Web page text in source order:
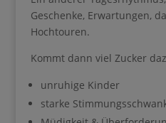
Geschenke, Erwartungen,
auf Hochtouren.
Kommt dann viel Zucker
unruhige Kinder
starke
Müdigkeit &